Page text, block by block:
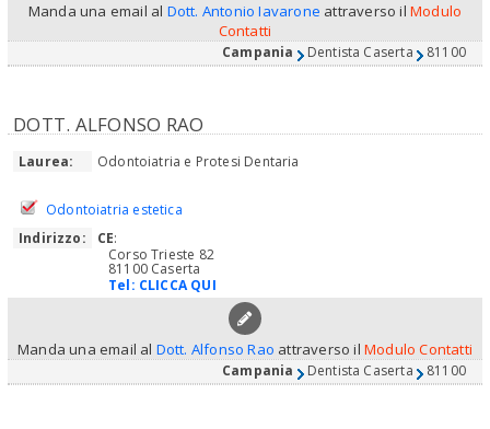
Manda una email al Dott. Antonio Iavarone attraverso il Modulo
Contatti
Campania Dentista Caserta 81100
DOTT. ALFONSO RAO
Laurea: Odontoiatria e Protesi Dentaria
Odontoiatria estetica
Indirizzo:
CE:
Corso Trieste 82
81100 Caserta
Tel: CLICCA QUI
Manda una email al Dott. Alfonso Rao attraverso ilModulo Contatti
Campania Dentista Caserta 81100